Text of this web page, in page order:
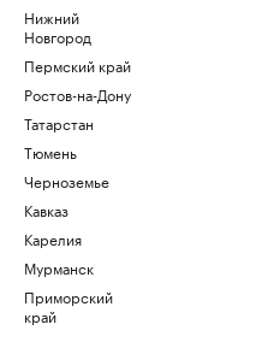
Нижний
Новгород
Пермский край
Ростов-на-Дону
Татарстан
Тюмень
Черноземье
Кавказ
Карелия
Мурманск
Приморский
край